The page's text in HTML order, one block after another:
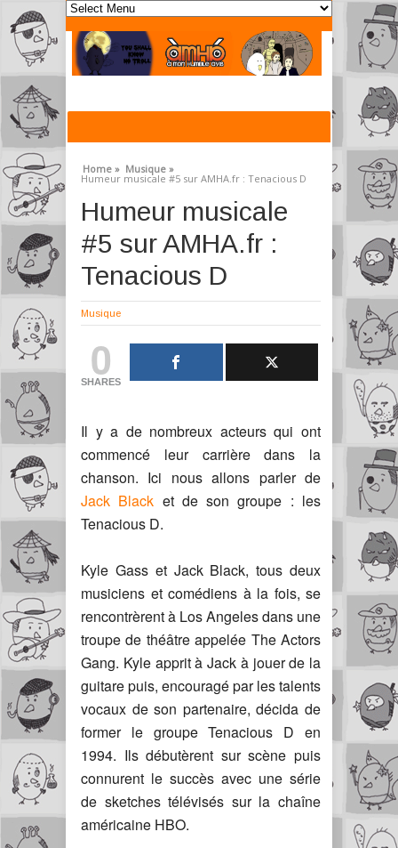
Home » Musique »
Humeur musicale #5 sur AMHA.fr : Tenacious D
Humeur musicale
#5 sur AMHA.fr :
Tenacious D
Musique
0
SHARES
Il y a de nombreux acteurs qui ont
commencé leur carrière dans la
chanson. Ici nous allons parler de
Jack Black et de son groupe : les
Tenacious D.
Kyle Gass et Jack Black, tous deux
musiciens et comédiens à la fois, se
rencontrèrent à Los Angeles dans une
troupe de théâtre appelée The Actors
Gang. Kyle apprit à Jack à jouer de la
guitare puis, encouragé par les talents
vocaux de son partenaire, décida de
former le groupe Tenacious D en
1994. Ils débutèrent sur scène puis
connurent le succès avec une série
de sketches télévisés sur la chaîne
américaine HBO.